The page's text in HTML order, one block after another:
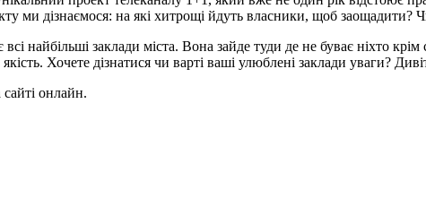
ми дізнаємося: на які хитрощі йдуть власники, щоб заощадити?
найбільші заклади міста. Вона зайде туди де не буває ніхто
Хочете дізнатися чи варті ваші улюблені заклади уваги?
сайті онлайн.